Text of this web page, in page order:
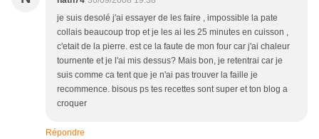
je suis desolé j'ai essayer de les faire , impossible la pate
collais beaucoup trop et je les ai les 25 minutes en cuisson ,
c'etait de la pierre. est ce la faute de mon four car j'ai chaleur
tournente et je l'ai mis dessus? Mais bon, je retentrai car je
suis comme ca tent que je n'ai pas trouver la faille je
recommence. bisous ps tes recettes sont super et ton blog a
croquer
Répondre